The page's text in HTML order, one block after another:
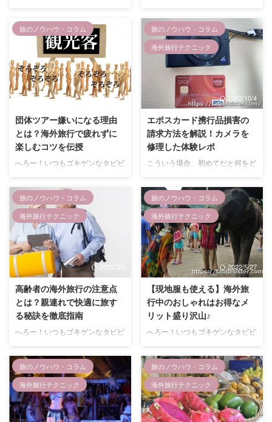
元に、海外旅行のプランニングや
計画の立て方について詳しくレク
チャーしちゃいます。 海外旅行
に行く際、一番大変なのがプラン
決め。 海外に行きたい気持ちは
あるけど、実際に行くとなったら
どういう風に計画を立てればいい
のか分からない！という人は意外
と多いですよね。 そんな疑問を
抱いているそこのあなた！ この
記事では、海外旅行の計画の立て
方の手順やちょっとした注意点、
おすすめの旅のスタイルについて
解説していま ...
これってよくある悩みですよね。
旅の計画を立てるのが好きな人に
とってはワクワクタイムですが、
忙しかったりアレコレ調べたりす
るのが好きじゃない人にとっては
苦行でしかないこの作業。 かと
いって適当に計画を立てるわけに
はいかないし、どうせ行くなら
というようなわがままな気持ちも
あったりしますよね。 実はそん
なあなたにぴったりな解決法があ
るんですよ！ それが・・・ 旅の
知識や経験のあるプロにプランを
組み立ててもらうこと！ この記
事では、 ...
旅のノウハウ・コラム
2025/3/5
団体ツアー嫌いになる理由
とは？海外旅行で疲れずに
楽しむコツを伝授
へろー！いつもゴキゲンなタビビ
今回は海外旅行が疲れる理由と団
体パッケージツアーが嫌いになっ
てしまう原因について詳しく紹介
したいと思います。 海外旅行と
いってまず最初にイメージするの
は旅行会社主催のパッケージツア
ー。 添乗員付の団体旅行は至れ
り尽くせりなのでとってもラクチ
ンなので、一度くらいは利用した
ことあるという方も多いのではな
いでしょうか？ でも、実は団体
ツアーは疲れるから嫌い！という
人も意外といるんですヨ！ 合わ
ない人には本当に合わないみたい
で、一度参加 ...
旅のノウハウ・コラム
海外旅行テクニック
2023/10/4
エポスカード携行品損害の
請求方法を解説！カメラを
修理した体験レポ
こういう場合、初めてだと何をど
ね。 3月にモロッコ旅行に行った
際、うっかりカメラを壊してしま
った私。 結構お高い＆買ってか
らまだそんなに経ってないのにも
う壊れるなんて・・・ショックす
ぎる！ そこで救世主となってく
れたのが・・・ 丸井のエポスカ
ード！ 実は、エポスカードには
自動付帯(カードで買い物してな
くても自動的に保険が使える)の
海外旅行傷害保険(携行品損害)が
ついているんです。 持っている
だけで保険が使えるとのことなの
で、とりえあえずダメ元で申請し
てみることにしました。 そ ...
旅のノウハウ・コラム
海外旅行テクニック
2025/3/5
高齢者の海外旅行の注意点
とは？親連れで快適に旅す
る秘訣を徹底指南
へろー！いつもゴキゲンなタビビ
今回は高齢者やシニア世代と一緒
に海外旅行する際の注意点につい
て解説したいと思います！ 親孝
行や還暦祝い、孫と一緒に三世代
旅行などシニア世代と旅行する機
会って意外とあるのではないでし
旅のノウハウ・コラム
海外旅行テクニック
2022/5/27
【現地服も使える】海外旅
行中のおしゃれはお得なメ
リット盛り沢山♪
へろー！いつもゴキゲンなタビビ
今回は海外旅行中におしゃれをし
たり現地の服を着ると、やたらと
イイ思いをするということについ
てお話します！ せっかく海外に
行くのなら少しでも気分よくお得
に旅をしたいですよね！！ この
旅のノウハウ・コラム
海外旅行テクニック
旅のノウハウ・コラム
海外旅行テクニック